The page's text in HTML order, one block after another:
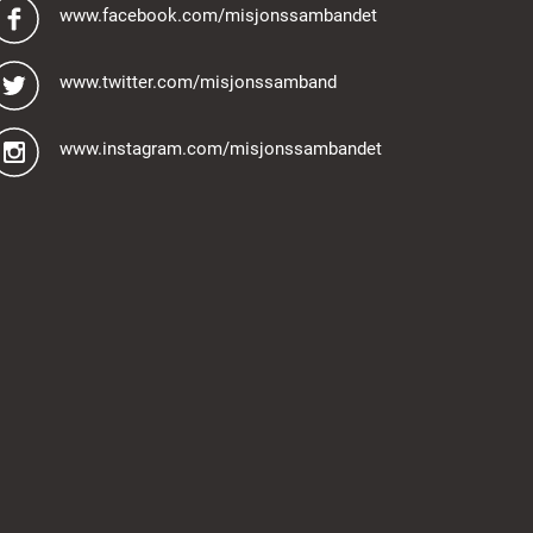
www.facebook.com/misjonssambandet
www.twitter.com/misjonssamband
www.instagram.com/misjonssambandet